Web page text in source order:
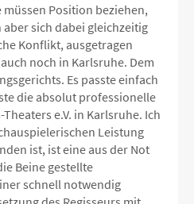
Position beziehen,
sich dabei gleichzeitig
Konflikt, ausgetragen
noch in Karlsruhe. Dem
Es passte einfach
die absolut professionelle
e.V. in Karlsruhe. Ich
Leistung
ist, ist eine aus der Not
Beine gestellte
schnell notwendig